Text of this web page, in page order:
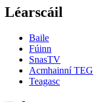
Léarscáil
Baile
Fúinn
SnasTV
Acmhainní TEG
Teagasc